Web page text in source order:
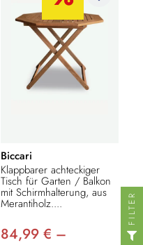
Biccari
Klappbarer achteckiger
Tisch für Garten / Balkon
mit Schirmhalterung, aus
Merantiholz....
84,99 € –
FILTER